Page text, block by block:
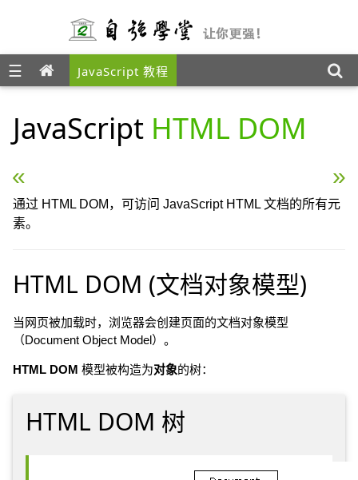
☰ JavaScript 教程
JavaScript HTML DOM
« JavaScript 表单验证 JavaScript HTML
通过 HTML DOM，可访问 JavaScript HTML 文档的所有元
素。
HTML DOM (文档对象模型)
当网页被加载时，浏览器会创建页面的文档对象模型
（Document Object Model）。
HTML DOM 模型被构造为对象的树：
HTML DOM 树